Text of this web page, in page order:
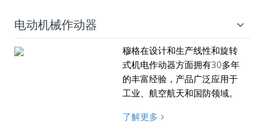
电动机械作动器
穆格在设计和生产线性和旋转
式机电作动器方面拥有30多年
的丰富经验，产品广泛应用于
工业、航空航天和国防领域。
了解更多